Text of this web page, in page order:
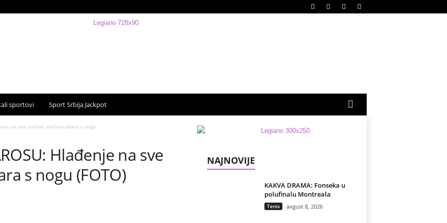
sportovi Sport Srbija Jackpot
na sve načine, vrućina obara s nogu...
Hlađenje na sve
s nogu (FOTO)
NAJNOVIJE
KAKVA DRAMA: Fonseka u
polufinalu Montreala
Tenis avgust 8, 2026